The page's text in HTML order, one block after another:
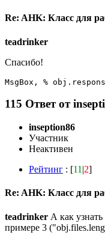
Re: AHK: Класс для
teadrinker
Cпасибо!
MsgBox, %
115 Ответ от
inseption86
Участник
Неактивен
Рейтинг : [11 |2]
Re: AHK: Класс для
teadrinker А как
примере 3